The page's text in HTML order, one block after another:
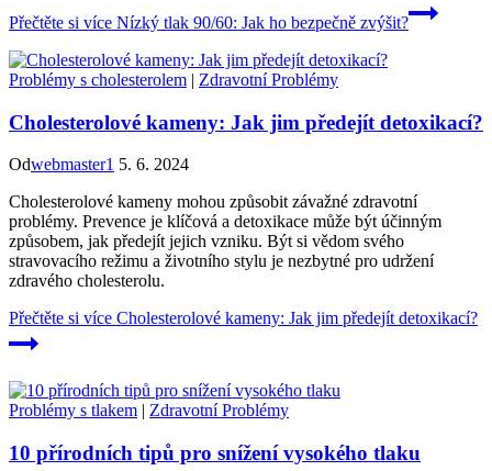
Přečtěte si více Nízký tlak 90/60: Jak ho bezpečně zvýšit?
Problémy s cholesterolem | Zdravotní Problémy
Cholesterolové kameny: Jak jim předejít detoxikací?
Odwebmaster1 5. 6. 2024
Cholesterolové kameny mohou způsobit závažné zdravotní
problémy. Prevence je klíčová a detoxikace může být účinným
způsobem, jak předejít jejich vzniku. Být si vědom svého
stravovacího režimu a životního stylu je nezbytné pro udržení
zdravého cholesterolu.
Přečtěte si více Cholesterolové kameny: Jak jim předejít detoxikací?
Problémy s tlakem | Zdravotní Problémy
10 přírodních tipů pro snížení vysokého tlaku